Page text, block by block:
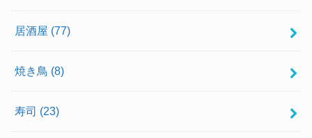
居酒屋 (77)
焼き鳥 (8)
寿司 (23)